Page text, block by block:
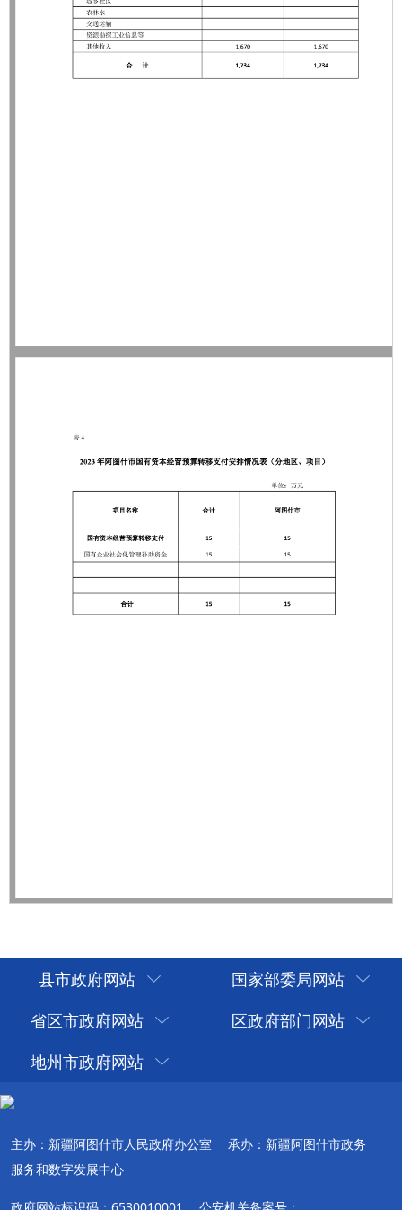
县市政府网站
国家部委局网站
省区市政府网站
区政府部门网站
地州市政府网站
主办：新疆阿图什市人民政府办公室
承办：新疆阿图什市政务
服务和数字发展中心